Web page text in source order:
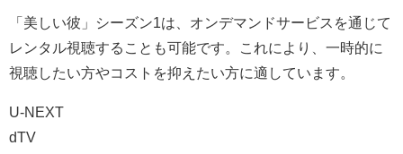
「美しい彼」シーズン1は、オンデマンドサービスを通じて
レンタル視聴することも可能です。これにより、一時的に
視聴したい方やコストを抑えたい方に適しています。
U-NEXT
dTV